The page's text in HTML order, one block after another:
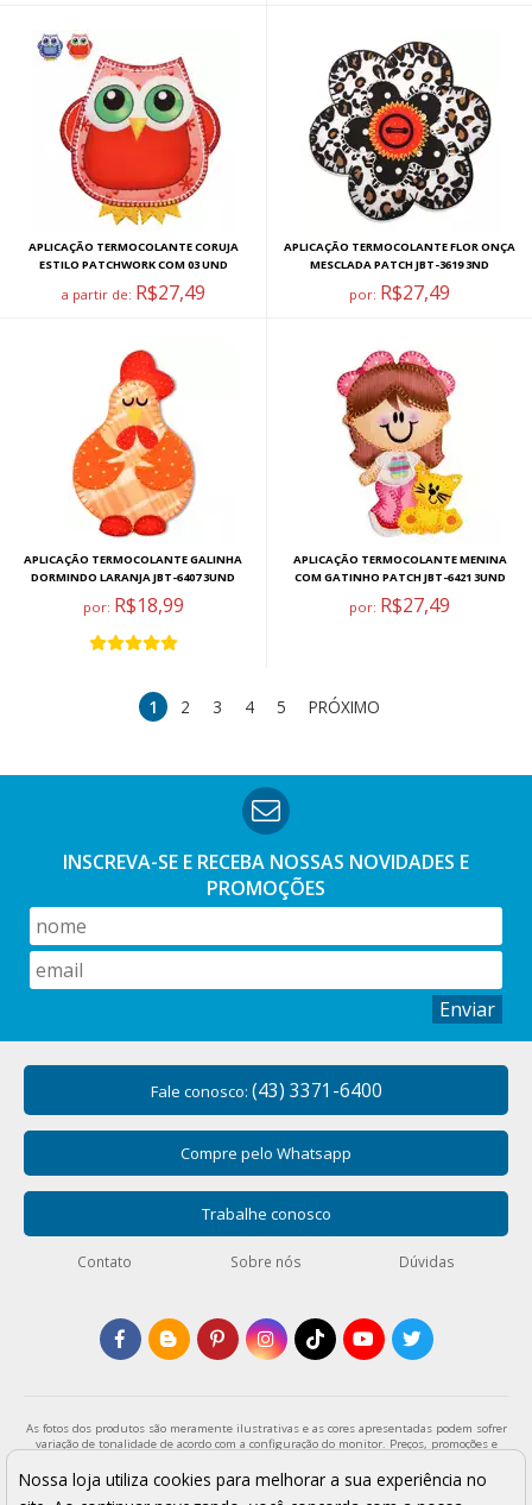
APLICAÇÃO TERMOCOLANTE CORUJA
ESTILO PATCHWORK COM 03 UND
a partir de: R$27,49
APLICAÇÃO TERMOCOLANTE FLOR ONÇA
MESCLADA PATCH JBT-3619 3ND
por: R$27,49
APLICAÇÃO TERMOCOLANTE GALINHA
DORMINDO LARANJA JBT-6407 3UND
por: R$18,99
APLICAÇÃO TERMOCOLANTE MENINA
COM GATINHO PATCH JBT-6421 3UND
por: R$27,49
1 2 3 4 5 PRÓXIMO
INSCREVA-SE E RECEBA NOSSAS NOVIDADES E
PROMOÇÕES
Enviar
Fale conosco: (43) 3371-6400
Compre pelo Whatsapp
Trabalhe conosco
Contato Sobre nós Dúvidas
As fotos dos produtos são meramente ilustrativas e as cores apresentadas podem sofrer
variação de tonalidade de acordo com a configuração do monitor. Preços, promoções e
enquanto durar o estoque. Os preços apresentados são válidos para pagamentos a vista
e podem sofrer alterações sem aviso prévio. Vendas sujeitas a análise e confirmação de
Nossa loja utiliza cookies para melhorar a sua experiência no